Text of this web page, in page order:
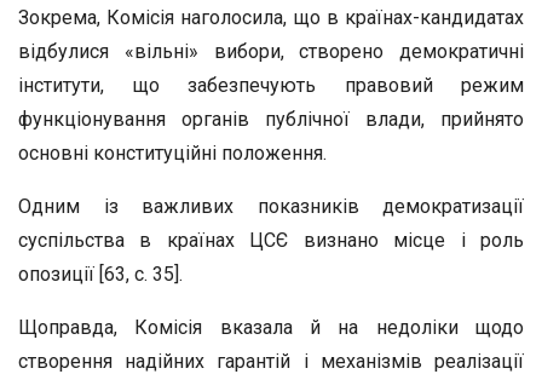
Зокрема, Комісія наголосила, що в країнах-кандидатах
відбулися «вільні» вибори, створено демократичні
інститути, що забезпечують правовий режим
функціонування органів публічної влади, прийнято
основні конституційні положення.
Одним із важливих показників демократизації
суспільства в країнах ЦСЄ визнано місце і роль
опозиції [63, с. 35].
Щоправда, Комісія вказала й на недоліки щодо
створення надійних гарантій і механізмів реалізації